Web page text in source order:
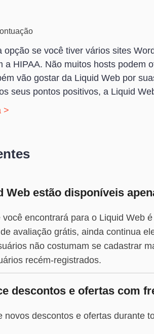
opção se você tiver vários sites
a HIPAA. Não muitos hosts podem
vão gostar da Liquid Web por
seus pontos positivos, a Liquid
>
Web estão disponíveis
encontrará para o Liquid Web
avaliação grátis, ainda continua
não costumam se cadastrar
recém-registrados.
descontos e ofertas com
novos descontos e ofertas durante